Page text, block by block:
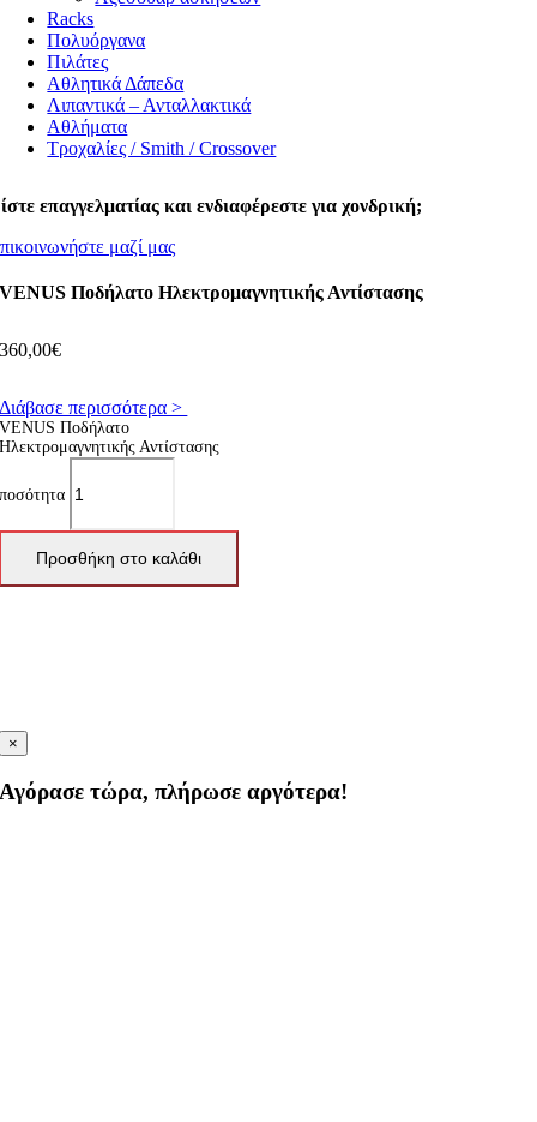
Racks
Πολυόργανα
Πιλάτες
Αθλητικά Δάπεδα
Λιπαντικά – Ανταλλακτικά
Αθλήματα
Τροχαλίες / Smith / Crossover
επαγγελματίας και ενδιαφέρεστε για χονδρική;
μαζί μας
VENUS Ποδήλατο Ηλεκτρομαγνητικής Αντίστασης
360,00€
Διάβασε περισσότερα >
VENUS Ποδήλατο
Ηλεκτρομαγνητικής Αντίστασης
ποσότητα
Προσθήκη στο καλάθι
×
Αγόρασε τώρα, πλήρωσε αργότερα!